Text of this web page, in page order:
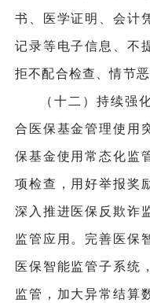
书、医学证明、会计
记录等电子信息、不
拒不配合检查、情节
（十二）持续强
合医保基金管理使用
保基金使用常态化监
项检查，用好举报奖
深入推进医保反欺诈
监管应用。完善医保
医保智能监管子系统
监管，加大异常结算